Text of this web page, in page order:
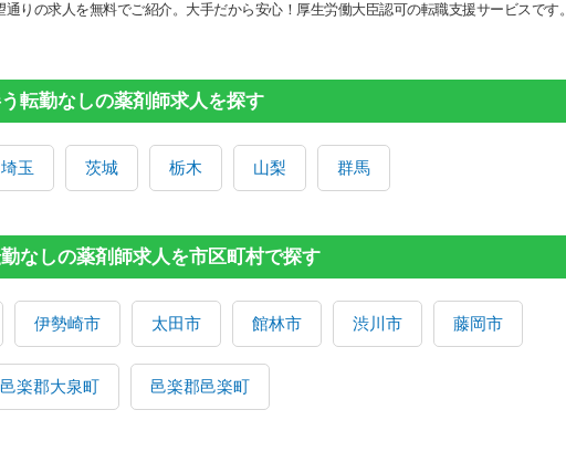
りの求人を無料でご紹介。大手だから安心！厚生労働大臣認可の転職支援サービスです。
転勤なしの薬剤師求人を探す
埼玉 茨城 栃木 山梨 群馬
なしの薬剤師求人を市区町村で探す
伊勢崎市 太田市 館林市 渋川市 藤岡市
邑楽郡大泉町 邑楽郡邑楽町